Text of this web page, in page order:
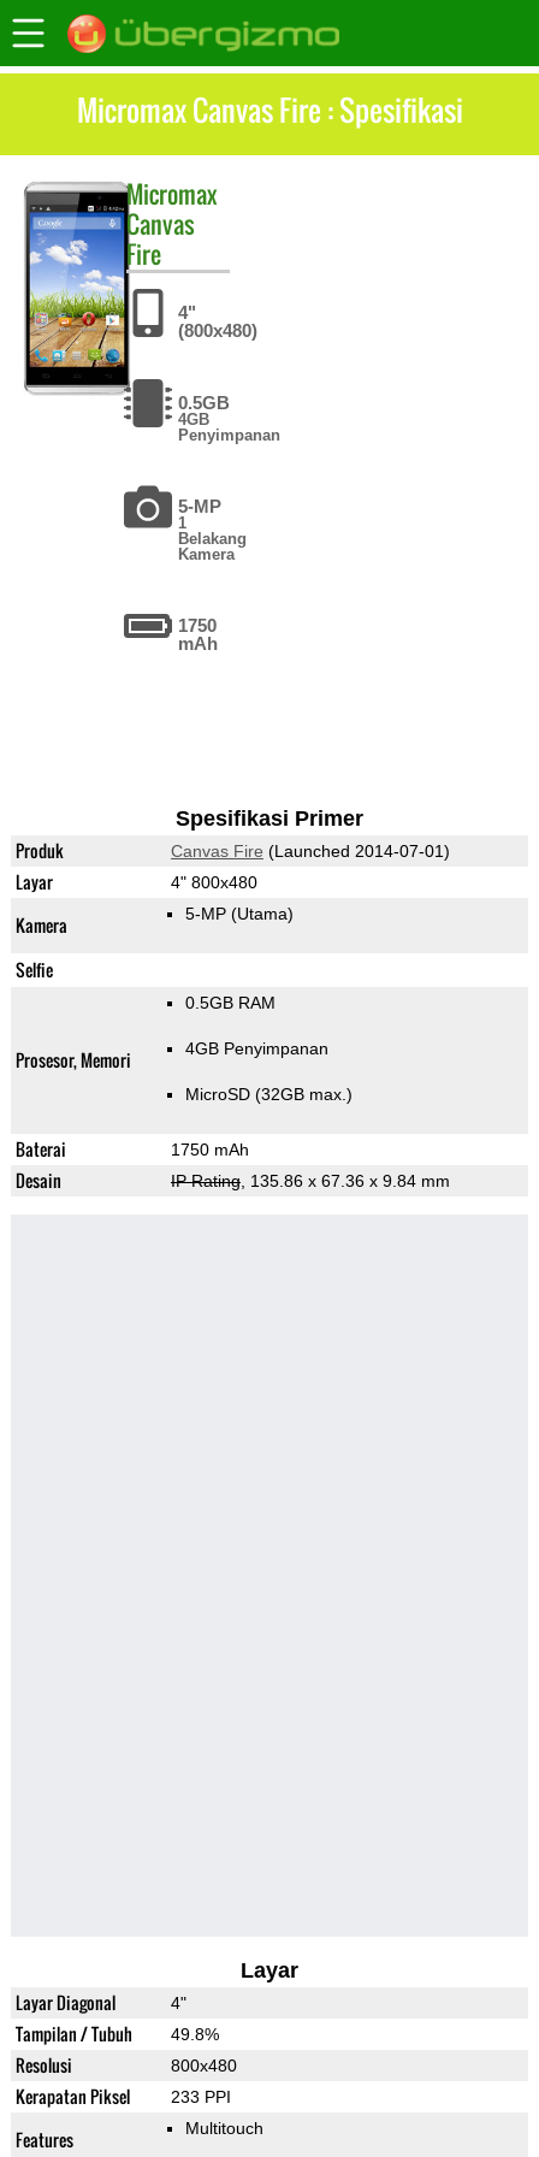
Micromax Canvas Fire : Spesifikasi
Micromax
Canvas
Fire
4"
(800x480)
0.5GB
4GB
Penyimpanan
5-MP
1
Belakang
Kamera
1750
mAh
Spesifikasi Primer
Produk Canvas Fire (Launched 2014-07-01)
Layar 4" 800x480
Kamera 5-MP (Utama)
Selfie
Prosesor, Memori
0.5GB RAM
4GB Penyimpanan
MicroSD (32GB max.)
Baterai 1750 mAh
Desain IP Rating, 135.86 x 67.36 x 9.84 mm
Layar
Layar Diagonal 4"
Tampilan / Tubuh 49.8%
Resolusi 800x480
Kerapatan Piksel 233 PPI
Features Multitouch